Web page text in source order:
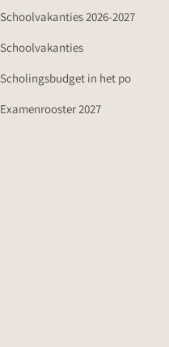
Schoolvakanties 2026-2027
Schoolvakanties
Scholingsbudget in het po
Examenrooster 2027